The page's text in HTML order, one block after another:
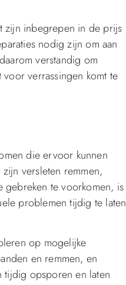
zijn inbegrepen in de prijs
nodig zijn om aan
verstandig om
verrassingen komt te
die ervoor kunnen
versleten remmen,
gebreken te voorkomen, is
problemen tijdig te laten
op mogelijke
en remmen, en
tijdig opsporen en laten